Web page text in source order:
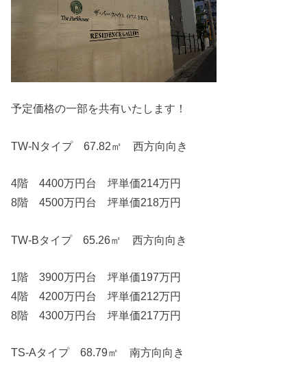
予定価格の一部を共有いたします！
TW-Nタイプ 67.82㎡ 西方向向き
4階 4400万円台 坪単価214万円
8階 4500万円台 坪単価218万円
TW-Bタイプ 65.26㎡ 西方向向き
1階 3900万円台 坪単価197万円
4階 4200万円台 坪単価212万円
8階 4300万円台 坪単価217万円
TS-Aタイプ 68.79㎡ 南方向向き